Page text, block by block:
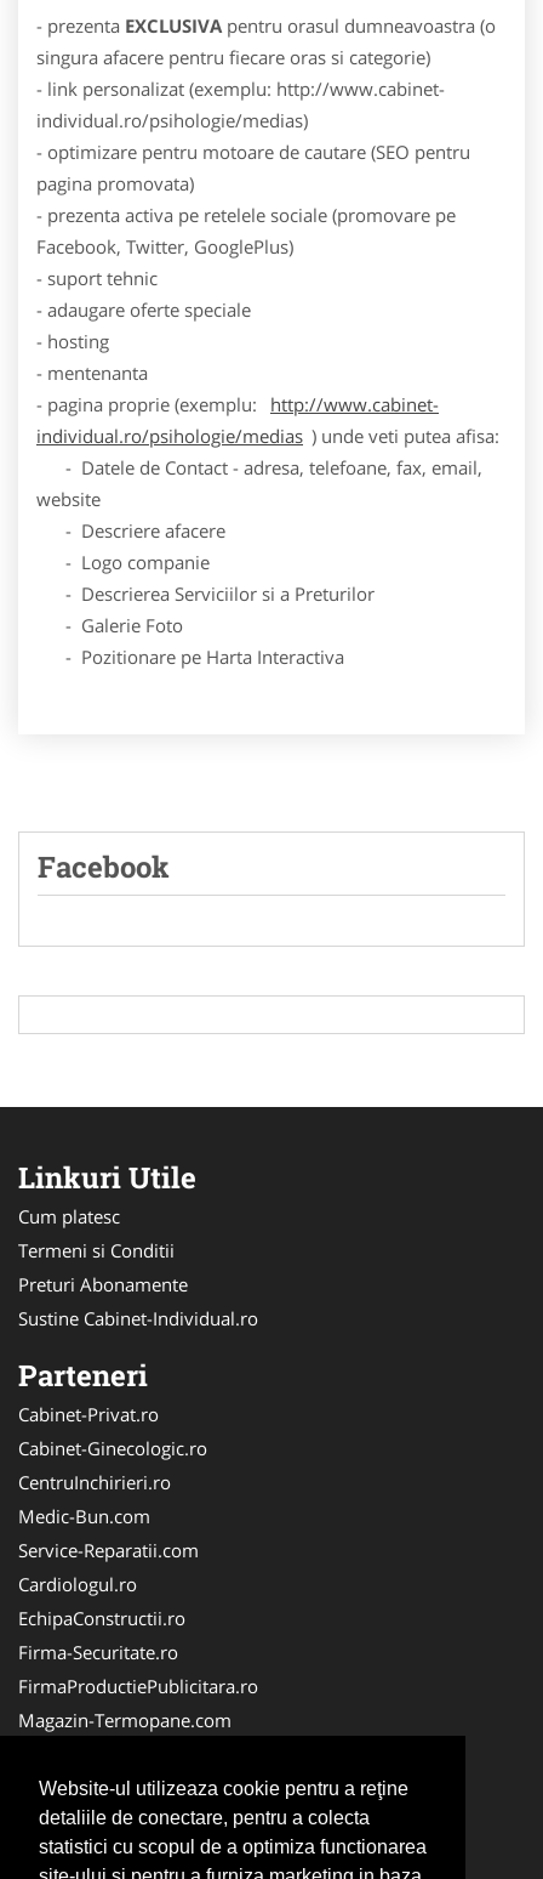
Website-ul utilizeaza cookie pentru a reţine
detaliile de conectare, pentru a colecta
statistici cu scopul de a optimiza functionarea
- prezenta EXCLUSIVA pentru orasul dumneavoastra (o
singura afacere pentru fiecare oras si categorie)
- link personalizat (exemplu: http://www.cabinet-
individual.ro/psihologie/medias)
- optimizare pentru motoare de cautare (SEO pentru
pagina promovata)
- prezenta activa pe retelele sociale (promovare pe
Facebook, Twitter, GooglePlus)
- suport tehnic
- adaugare oferte speciale
- hosting
- mentenanta
- pagina proprie (exemplu:
http://www.cabinet-
individual.ro/psihologie/medias ) unde veti putea afisa:
- Datele de Contact - adresa, telefoane, fax, email,
website
- Descriere afacere
- Logo companie
- Descrierea Serviciilor si a Preturilor
- Galerie Foto
- Pozitionare pe Harta Interactiva
Facebook
Linkuri Utile
Cum platesc
Termeni si Conditii
Preturi Abonamente
Sustine Cabinet-Individual.ro
Parteneri
Cabinet-Privat.ro
Cabinet-Ginecologic.ro
CentruInchirieri.ro
Medic-Bun.com
Service-Reparatii.com
Cardiologul.ro
EchipaConstructii.ro
Firma-Securitate.ro
FirmaProductiePublicitara.ro
Magazin-Termopane.com
CramaVinuri.ro
FirmaTractariAuto.ro
InstalatiiSolare.com